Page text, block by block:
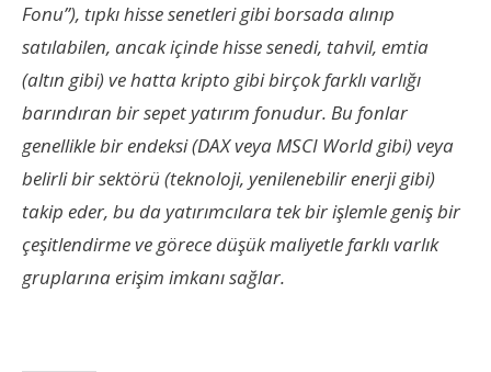
Fonu”), tıpkı hisse senetleri gibi borsada alınıp
satılabilen, ancak içinde hisse senedi, tahvil, emtia
(altın gibi) ve hatta kripto gibi birçok farklı varlığı
barındıran bir sepet yatırım fonudur. Bu fonlar
genellikle bir endeksi (DAX veya MSCI World gibi) veya
belirli bir sektörü (teknoloji, yenilenebilir enerji gibi)
takip eder, bu da yatırımcılara tek bir işlemle geniş bir
çeşitlendirme ve görece düşük maliyetle farklı varlık
gruplarına erişim imkanı sağlar.